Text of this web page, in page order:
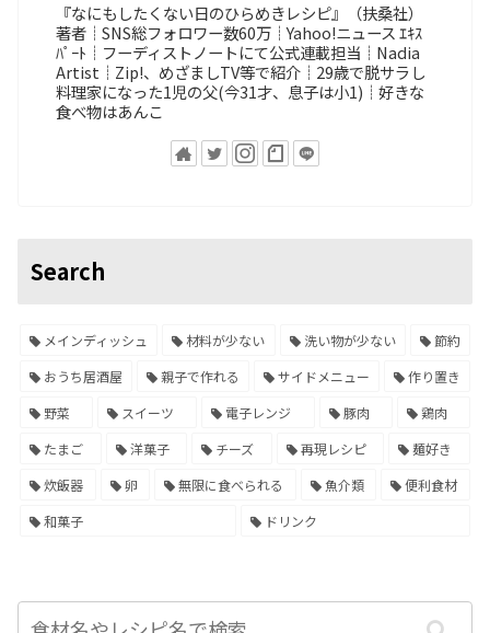
『なにもしたくない日のひらめきレシピ』（扶桑社）
著者┊SNS総フォロワー数60万┊Yahoo!ニュース ｴｷｽ
ﾊﾟｰﾄ┊フーディストノートにて公式連載担当┊Nadia
Artist┊Zip!、めざましTV等で紹介┊29歳で脱サラし
料理家になった1児の父(今31才、息子は小1)┊好きな
食べ物はあんこ
Search
メインディッシュ 材料が少ない 洗い物が少ない
節約
おうち居酒屋
親子で作れる サイドメニュー
作り置き
野菜
スイーツ 電子レンジ 豚肉
鶏肉
たまご
洋菓子 チーズ 再現レシピ
麺好き
炊飯器
卵 無限に食べられる 魚介類
便利食材
和菓子
ドリンク